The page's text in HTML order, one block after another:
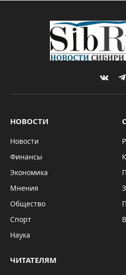
НОВОСТИ
Новости
Финансы
Экономика
Мнения
Общество
Спорт
Наука
ЧИТАТЕЛЯМ